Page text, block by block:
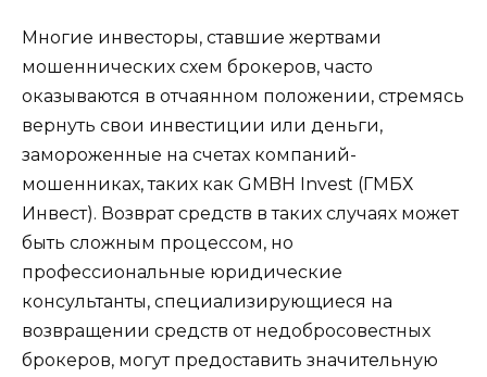
Многие инвесторы, ставшие жертвами
мошеннических схем брокеров, часто
оказываются в отчаянном положении, стремясь
вернуть свои инвестиции или деньги,
замороженные на счетах компаний-
мошенниках, таких как GMBH Invest (ГМБХ
Инвест). Возврат средств в таких случаях может
быть сложным процессом, но
профессиональные юридические
консультанты, специализирующиеся на
возвращении средств от недобросовестных
брокеров, могут предоставить значительную